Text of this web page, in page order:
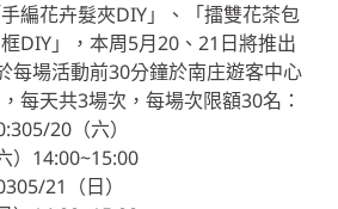
編花卉髮夾DIY」、「擂雙花茶包
DIY」，本周5月20、21日將推出
每場活動前30分鐘於南庄遊客中心
每天共3場次，每場次限額30名：
20（六）
）14:00~15:00
21（日）